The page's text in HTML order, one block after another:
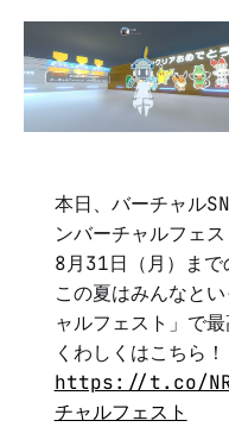
本日、バーチャル
ンバーチャルフェ
8月31日（月）まで
この夏はみんなと
ャルフェスト」で
くわしくはこちら！
https://t.co/
チャルフェスト